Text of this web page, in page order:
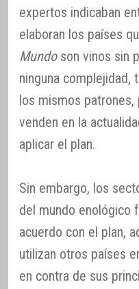
expertos indicaban
elaboran los países
Mundoson vinos sin
ninguna complejidad,
los mismos
venden en la
aplicar el plan.
Sin embargo, los
del mundo enológico
acuerdo con el plan,
utilizan otros países
en contra de sus